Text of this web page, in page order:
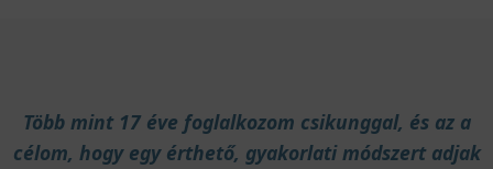
Több mint 17 éve foglalkozom csikunggal, és az a
célom, hogy egy érthető, gyakorlati módszert adjak